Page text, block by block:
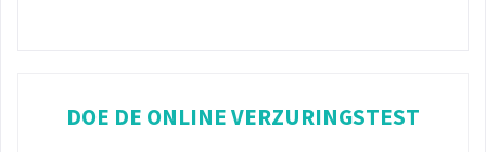
DOE DE ONLINE VERZURINGSTEST